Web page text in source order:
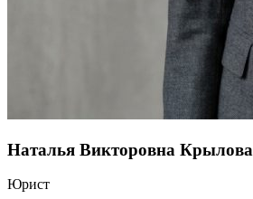
Наталья Викторовна Крылова
Юрист